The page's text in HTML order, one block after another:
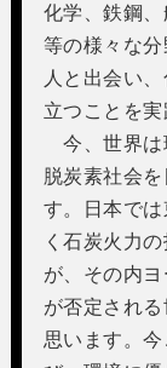
化学、鉄鋼
等の様々な
人と出会い
立つことを実
今、世界は
脱炭素社会
す。日本で
く石炭火力
が、その内
が否定され
思います。